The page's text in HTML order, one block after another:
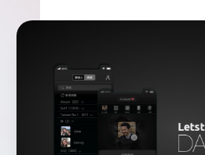
a
k
官